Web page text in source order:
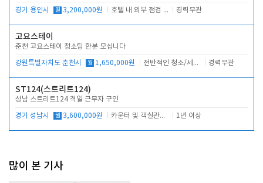
경기 용인시 월 3,200,000원 호텔 내 외부 점검 및 프런트 운영 경력무관
고요스테이
춘천 고요스테이 청소팀 한분 모십니다
강원특별자치도 춘천시 월 1,650,000원 전반적인 청소/세탁업무 경력무관
ST124(스트리트124)
성남 스트리트124 격일 근무자 구인
경기 성남시 월 3,600,000원 카운터 및 객실관리 전반 1년 이상
많이 본 기사